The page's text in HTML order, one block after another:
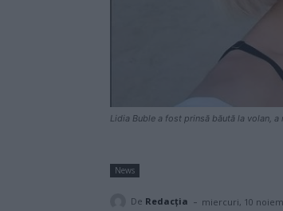
Lidia Buble a fost prinsă băută la volan,
News
De Redacţia - miercuri, 10